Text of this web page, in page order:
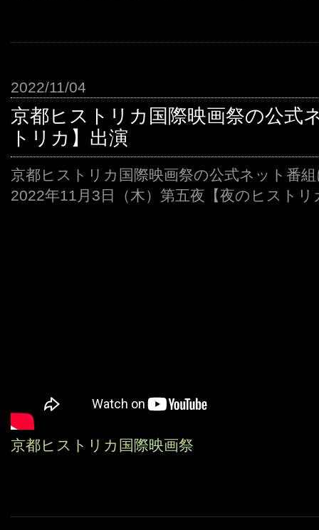
2022/11/04
京都ヒストリカ国際映画祭の公式
トリカ】出演
京都ヒストリカ国際映画祭の公式ネット番
2022年11月3日（木）第五夜【夜のヒスト
京都ヒストリカ国際映画祭